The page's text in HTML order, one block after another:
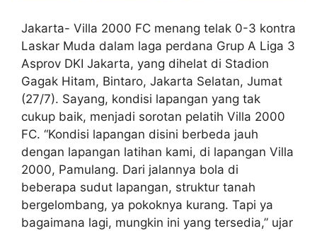
Jakarta- Villa 2000 FC menang telak 0-3 kontra
Laskar Muda dalam laga perdana Grup A Liga 3
Asprov DKI Jakarta, yang dihelat di Stadion
Gagak Hitam, Bintaro, Jakarta Selatan, Jumat
(27/7). Sayang, kondisi lapangan yang tak
cukup baik, menjadi sorotan pelatih Villa 2000
FC. “Kondisi lapangan disini berbeda jauh
dengan lapangan latihan kami, di lapangan Villa
2000, Pamulang. Dari jalannya bola di
beberapa sudut lapangan, struktur tanah
bergelombang, ya pokoknya kurang. Tapi ya
bagaimana lagi, mungkin ini yang tersedia,” ujar